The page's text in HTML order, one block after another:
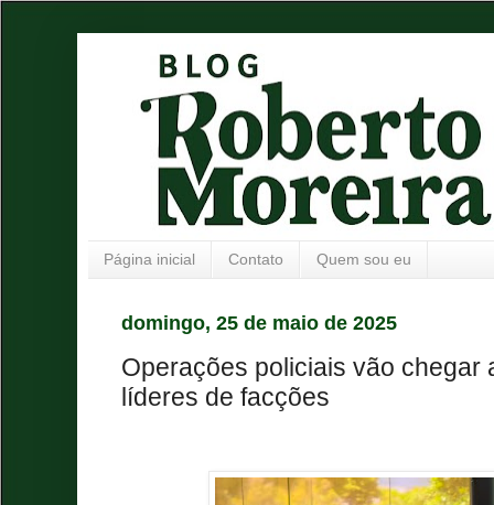
Página inicial Contato Quem sou eu
domingo, 25 de maio de 2025
Operações policiais vão chegar
líderes de facções